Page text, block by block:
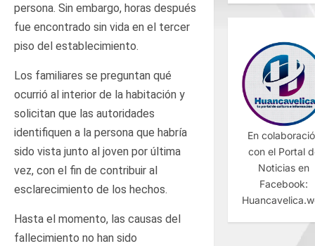
persona. Sin embargo, horas después
fue encontrado sin vida en el tercer
piso del establecimiento.
Los familiares se preguntan qué
ocurrió al interior de la habitación y
solicitan que las autoridades
identifiquen a la persona que habría
sido vista junto al joven por última
vez, con el fin de contribuir al
esclarecimiento de los hechos.
Hasta el momento, las causas del
fallecimiento no han sido
En
con el Portal
Noticias en
Facebook: